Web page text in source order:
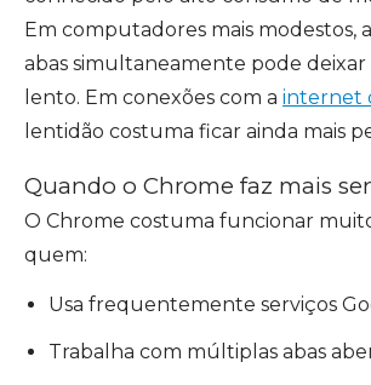
Em computadores mais modestos,
abas simultaneamente pode deixar
lento. Em conexões com a internet
lentidão costuma ficar ainda mais
Quando o Chrome faz mais
O Chrome costuma funcionar
quem:
Usa frequentemente serviços
Trabalha com múltiplas abas